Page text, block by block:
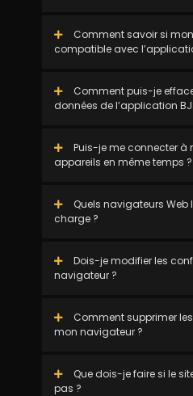
Comment savoir si
compatible avec
Comment puis-je
données de l’application
Puis-je me connecter à
appareils en même temps ?
Quels navigateurs Web
charge ?
Dois-je modifier les
navigateur ?
Comment supprimer
mon navigateur ?
Que dois-je faire si le
pas ?